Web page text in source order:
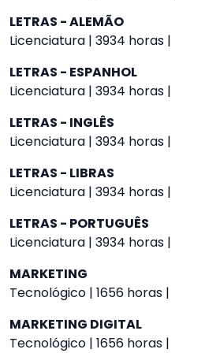
LETRAS - ALEMÃO
Licenciatura | 3934 horas |
LETRAS - ESPANHOL
Licenciatura | 3934 horas |
LETRAS - INGLÊS
Licenciatura | 3934 horas |
LETRAS - LIBRAS
Licenciatura | 3934 horas |
LETRAS - PORTUGUÊS
Licenciatura | 3934 horas |
MARKETING
Tecnológico | 1656 horas |
MARKETING DIGITAL
Tecnológico | 1656 horas |